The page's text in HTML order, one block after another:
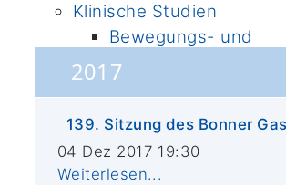
Klinische Studien
Bewegungs- und
CIO-Studienregister
Schwerpunkte
2017
139. Sitzung des Bonner
04 Dez 2017 19:30
Weiterlesen...